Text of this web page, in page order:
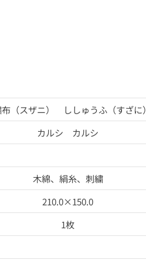
（スザニ） ししゅうふ（すざに）
カルシ カルシ
木綿、絹糸、刺繍
210.0×150.0
1枚